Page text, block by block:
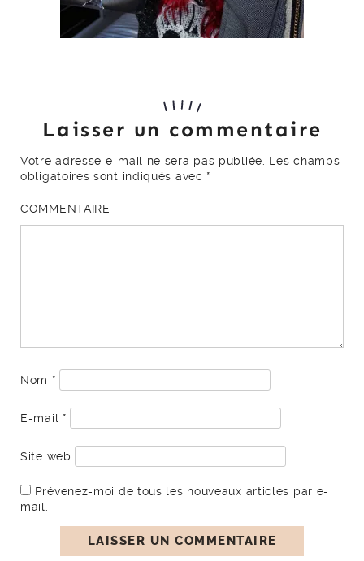
Laisser un commentaire
Votre adresse e-mail ne sera pas publiée.
Les champs
obligatoires sont indiqués avec *
COMMENTAIRE
Nom *
E-mail *
Site web
Prévenez-moi de tous les nouveaux articles par e-
mail.